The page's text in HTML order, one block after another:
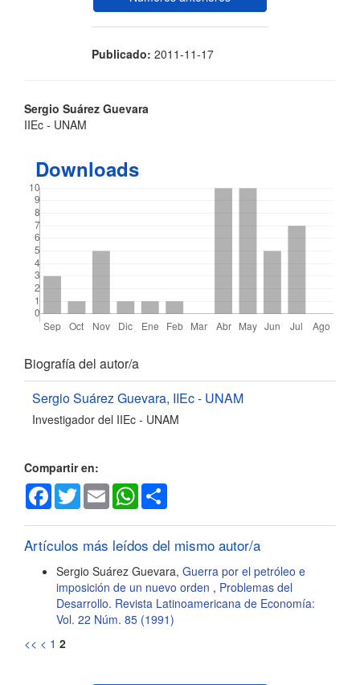
Publicado: 2011-11-17
Contenido
del
artículo
Sergio Suárez Guevara
IIEc - UNAM
Downloads
Detalles
del
artículo
Biografía del autor/a
Sergio Suárez Guevara, IIEc - UNAM
Investigador del IIEc - UNAM
Compartir en:
Facebook
TwitterEmail WhatsApp
Artículos más leídos del mismo autor/a
Sergio Suárez Guevara, Guerra por el petróleo e
imposición de un nuevo orden , Problemas del
Desarrollo. Revista Latinoamericana de Economía:
Vol. 22 Núm. 85 (1991)
<< < 1 2